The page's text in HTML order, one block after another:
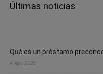
Últimas noticias
Qué es un préstamo
4 Ago 2026